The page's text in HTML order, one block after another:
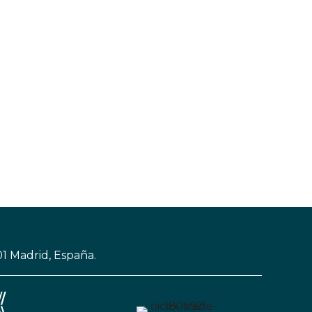
Madrid, España.